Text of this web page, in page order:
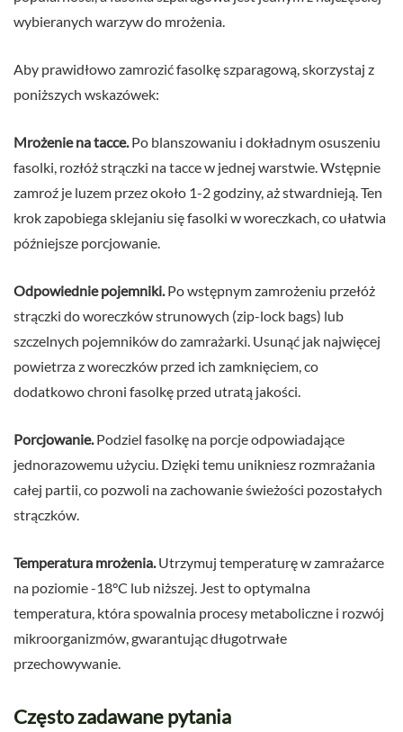
wybieranych warzyw do mrożenia.
Aby prawidłowo zamrozić fasolkę szparagową, skorzystaj z
poniższych wskazówek:
Mrożenie na tacce.Po blanszowaniu i dokładnym osuszeniu
fasolki, rozłóż strączki na tacce w jednej warstwie. Wstępnie
zamroź je luzem przez około 1-2 godziny, aż stwardnieją. Ten
krok zapobiega sklejaniu się fasolki w woreczkach, co ułatwia
późniejsze porcjowanie.
Odpowiednie pojemniki.Po wstępnym zamrożeniu przełóż
strączki do woreczków strunowych (zip-lock bags) lub
szczelnych pojemników do zamrażarki. Usunąć jak najwięcej
powietrza z woreczków przed ich zamknięciem, co
dodatkowo chroni fasolkę przed utratą jakości.
Porcjowanie.Podziel fasolkę na porcje odpowiadające
jednorazowemu użyciu. Dzięki temu unikniesz rozmrażania
całej partii, co pozwoli na zachowanie świeżości pozostałych
strączków.
Temperatura mrożenia.Utrzymuj temperaturę w zamrażarce
na poziomie -18°C lub niższej. Jest to optymalna
temperatura, która spowalnia procesy metaboliczne i rozwój
mikroorganizmów, gwarantując długotrwałe
przechowywanie.
Często zadawane pytania